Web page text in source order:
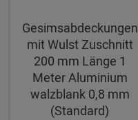
Gesimsabdeckungen
mit Wulst Zuschnitt
200 mm Länge 1
Meter Aluminium
walzblank 0,8 mm
(Standard)